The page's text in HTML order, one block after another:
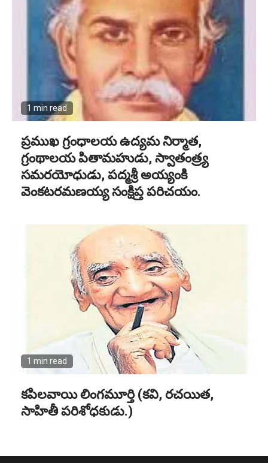
1 min read
ప్రముఖ గ్రంధాలయ ఉద్యమ నిర్మాత,
గ్రంథాలయ పితామహుడు, స్వాతంత్ర్య
సమరయోధుడు, పద్మశ్రీ అయ్యంకి
వెంకటరమణయ్య సంక్షిప్త పరిచయం.
1 min read
కపిలవాయి లింగమూర్తి (కవి, రచయిత,
సాహితీ పరిశోధకుడు.)